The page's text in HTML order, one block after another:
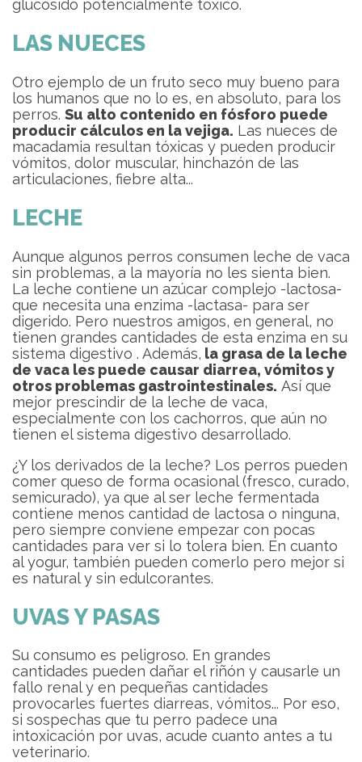
glucósido potencialmente tóxico.
LAS NUECES
Otro ejemplo de un fruto seco muy bueno para
los humanos que no lo es, en absoluto, para los
perros. Su alto contenido en fósforo puede
producir cálculos en la vejiga. Las nueces de
macadamia resultan tóxicas y pueden producir
vómitos, dolor muscular, hinchazón de las
articulaciones, fiebre alta...
LECHE
Aunque algunos perros consumen leche de vaca
sin problemas, a la mayoría no les sienta bien.
La leche contiene un azúcar complejo -lactosa-
que necesita una enzima -lactasa- para ser
digerido. Pero nuestros amigos, en general, no
tienen grandes cantidades de esta enzima en su
sistema digestivo . Además, la grasa de la leche
de vaca les puede causar diarrea, vómitos y
otros problemas gastrointestinales. Así que
mejor prescindir de la leche de vaca,
especialmente con los cachorros, que aún no
tienen el sistema digestivo desarrollado.
¿Y los derivados de la leche? Los perros pueden
comer queso de forma ocasional (fresco, curado,
semicurado), ya que al ser leche fermentada
contiene menos cantidad de lactosa o ninguna,
pero siempre conviene empezar con pocas
cantidades para ver si lo tolera bien. En cuanto
al yogur, también pueden comerlo pero mejor si
es natural y sin edulcorantes.
UVAS Y PASAS
Su consumo es peligroso. En grandes
cantidades pueden dañar el riñón y causarle un
fallo renal y en pequeñas cantidades
provocarles fuertes diarreas, vómitos... Por eso,
si sospechas que tu perro padece una
intoxicación por uvas, acude cuanto antes a tu
veterinario.